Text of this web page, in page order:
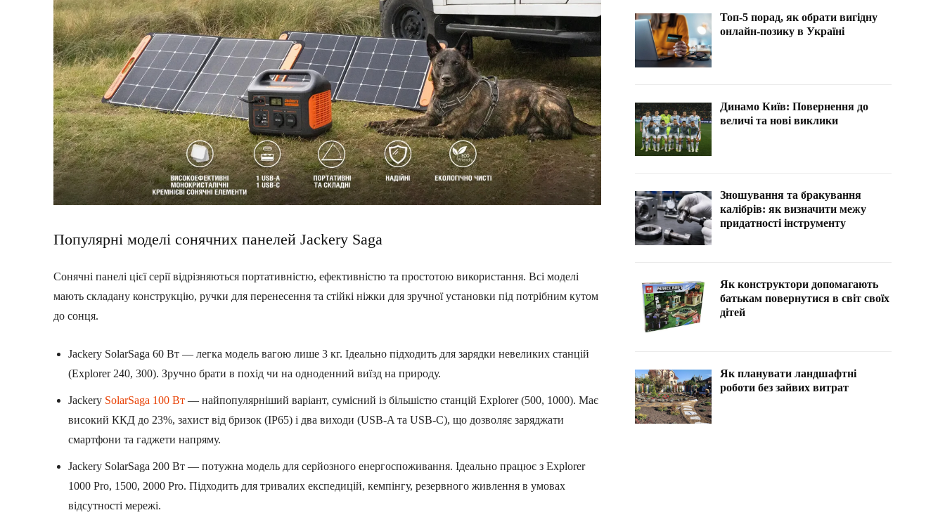
Популярні моделі сонячних панелей Jackery Saga
Сонячні панелі цієї серії відрізняються портативністю, ефективністю та простотою використання. Всі моделі
мають складану конструкцію, ручки для перенесення та стійкі ніжки для зручної установки під потрібним кутом
до сонця.
Jackery SolarSaga 60 Вт — легка модель вагою лише 3 кг. Ідеально підходить для зарядки невеликих станцій
(Explorer 240, 300). Зручно брати в похід чи на одноденний виїзд на природу.
Jackery SolarSaga 100 Вт — найпопулярніший варіант, сумісний із більшістю станцій Explorer (500, 1000). Має
високий ККД до 23%, захист від бризок (IP65) і два виходи (USB-A та USB-C), що дозволяє заряджати
смартфони та гаджети напряму.
Jackery SolarSaga 200 Вт — потужна модель для серйозного енергоспоживання. Ідеально працює з Explorer
1000 Pro, 1500, 2000 Pro. Підходить для тривалих експедицій, кемпінгу, резервного живлення в умовах
відсутності мережі.
Топ-5 порад, як обрати вигідну
онлайн-позику в Україні
Динамо Київ: Повернення до
величі та нові виклики
Зношування та бракування
калібрів: як визначити межу
придатності інструменту
Як конструктори допомагають
батькам повернутися в світ своїх
дітей
Як планувати ландшафтні
роботи без зайвих витрат